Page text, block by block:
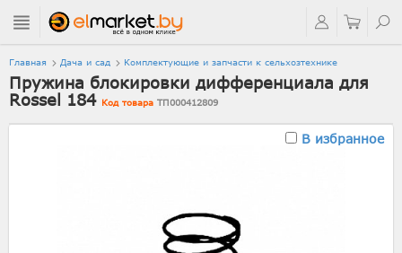
Главная Дача и сад Комплектующие и запчасти к сельхозтехнике
Пружина блокировки дифференциала для
Rossel 184 Код товара ТП000412809
В избранное